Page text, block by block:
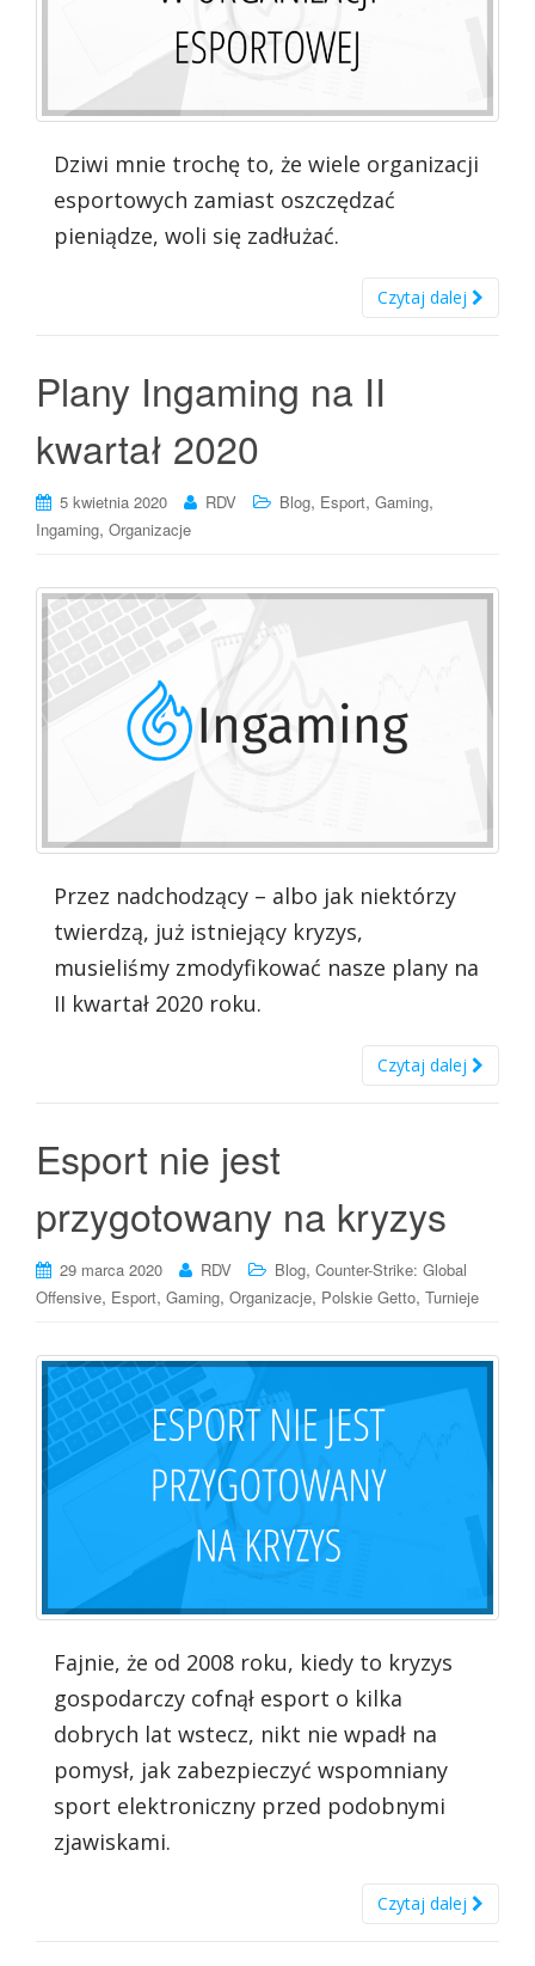
Dziwi mnie trochę to, że wiele organizacji
esportowych zamiast oszczędzać
pieniądze, woli się zadłużać.
Czytaj dalej
Plany Ingaming na II
kwartał 2020
5 kwietnia 2020 RDV Blog, Esport, Gaming,
Ingaming, Organizacje
Przez nadchodzący – albo jak niektórzy
twierdzą, już istniejący kryzys,
musieliśmy zmodyfikować nasze plany na
II kwartał 2020 roku.
Czytaj dalej
Esport nie jest
przygotowany na kryzys
29 marca 2020 RDV Blog, Counter-Strike: Global
Offensive, Esport, Gaming, Organizacje, Polskie Getto, Turnieje
Fajnie, że od 2008 roku, kiedy to kryzys
gospodarczy cofnął esport o kilka
dobrych lat wstecz, nikt nie wpadł na
pomysł, jak zabezpieczyć wspomniany
sport elektroniczny przed podobnymi
zjawiskami.
Czytaj dalej